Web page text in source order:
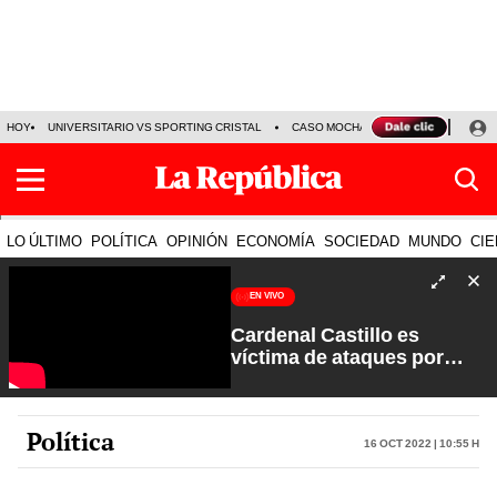
HOY UNIVERSITARIO VS SPORTING CRISTAL CASO MOCHASUELDOS
LO ÚLTIMO POLÍTICA OPINIÓN ECONOMÍA SOCIEDAD MUNDO
EN VIVO
Cardenal Castillo es
víctima de ataques por
Verdad a Fondo con Pedro
Salinas
Política 16 Oct 2022 | 10:55 h